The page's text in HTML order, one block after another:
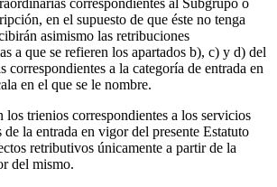
correspondientes al Subgrupo o
en el supuesto de que éste no tenga
asimismo las retribuciones
a que se refieren los apartados b), c) y d) del
correspondientes a la categoría de entrada en
en el que se le nombre.
los trienios correspondientes a los servicios
de la entrada en vigor del presente Estatuto
retributivos únicamente a partir de la
del mismo.